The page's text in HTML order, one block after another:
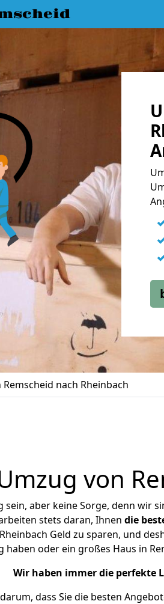
nach Rheinbach
von
aber keine Sorge, denn wir
stets daran, Ihnen die
Geld zu sparen, und
haben oder ein großes Haus in
Wir haben immer die perfekte
dass Sie die besten